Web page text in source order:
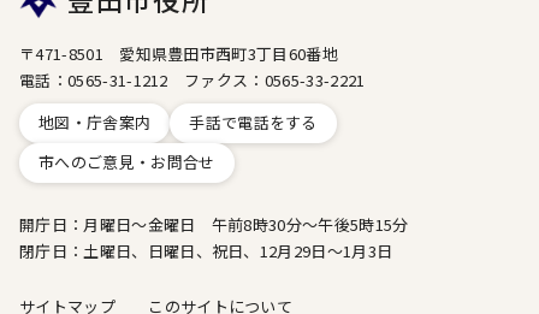
〒471-8501 愛知県豊田市西町3丁目60番地
電話：0565-31-1212 ファクス：0565-33-2221
地図・庁舎案内
手話で電話をする
市へのご意見・お問合せ
開庁日：月曜日～金曜日 午前8時30分～午後5時15分
閉庁日：土曜日、日曜日、祝日、12月29日～1月3日
サイトマップ このサイトについて